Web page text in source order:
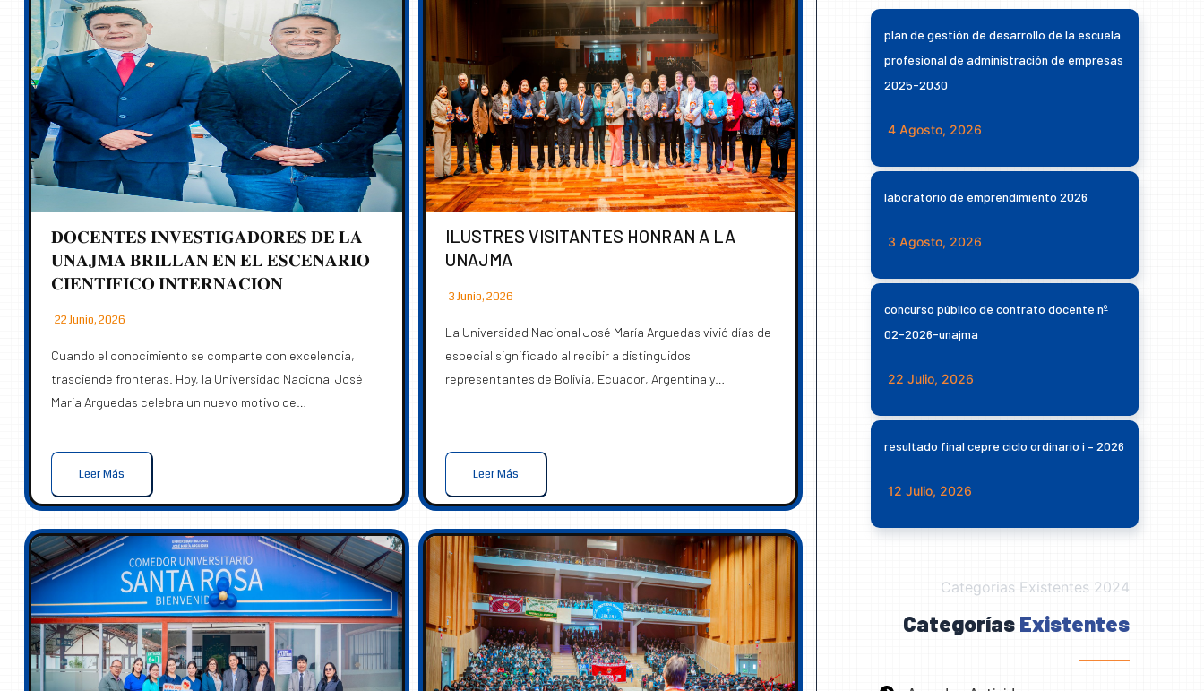
𝐃𝐎𝐂𝐄𝐍𝐓𝐄𝐒 𝐈𝐍𝐕𝐄𝐒𝐓𝐈𝐆𝐀𝐃𝐎𝐑𝐄𝐒 𝐃𝐄 𝐋𝐀
𝐔𝐍𝐀𝐉𝐌𝐀 𝐁𝐑𝐈𝐋𝐋𝐀𝐍 𝐄𝐍 𝐄𝐋 𝐄𝐒𝐂𝐄𝐍𝐀𝐑𝐈𝐎
𝐂𝐈𝐄𝐍𝐓𝐈́𝐅𝐈𝐂𝐎 𝐈𝐍𝐓𝐄𝐑𝐍𝐀𝐂𝐈𝐎𝐍
22 Junio, 2026
Cuando el conocimiento se comparte con excelencia,
trasciende fronteras. Hoy, la Universidad Nacional José
María Arguedas celebra un nuevo motivo de…
Leer Más
ILUSTRES VISITANTES HONRAN A LA
UNAJMA
3 Junio, 2026
La Universidad Nacional José María Arguedas vivió días de
especial significado al recibir a distinguidos
representantes de Bolivia, Ecuador, Argentina y…
Leer Más
plan de gestión de desarrollo de la escuela
profesional de administración de empresas
2025-2030
4 Agosto, 2026
laboratorio de emprendimiento 2026
3 Agosto, 2026
concurso público de contrato docente nº
02-2026-unajma
22 Julio, 2026
resultado final cepre ciclo ordinario i – 2026
12 Julio, 2026
Categorias Existentes 2024
Categorías Existentes